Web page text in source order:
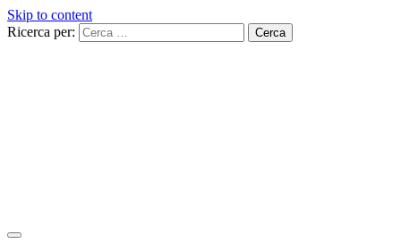
Skip to content
Ricerca per: